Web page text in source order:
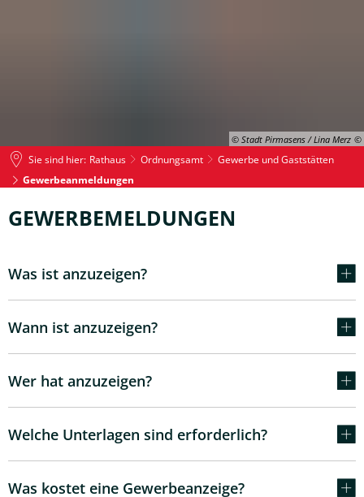
© Stadt Pirmasens / Lina Merz
Sie sind hier: Rathaus Ordnungsamt
Gewerbe und Gaststätten
Gewerbeanmeldungen
Gewerbeanmeldungen
GEWERBEMELDUNGEN
Was ist anzuzeigen?
Wann ist anzuzeigen?
Wer hat anzuzeigen?
Welche Unterlagen sind erforderlich?
Was kostet eine Gewerbeanzeige?